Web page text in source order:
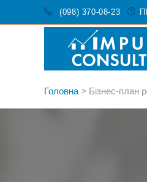
(098) 370-08-23
Головна > Бізнес-план